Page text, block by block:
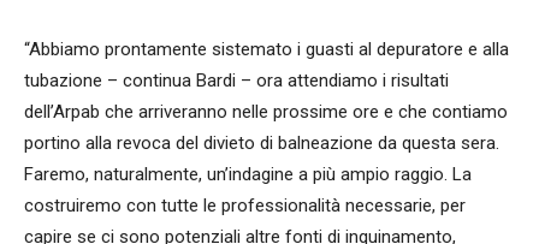
“Abbiamo prontamente sistemato i guasti al depuratore e alla
tubazione – continua Bardi – ora attendiamo i risultati
dell’Arpab che arriveranno nelle prossime ore e che contiamo
portino alla revoca del divieto di balneazione da questa sera.
Faremo, naturalmente, un’indagine a più ampio raggio. La
costruiremo con tutte le professionalità necessarie, per
capire se ci sono potenziali altre fonti di inquinamento,